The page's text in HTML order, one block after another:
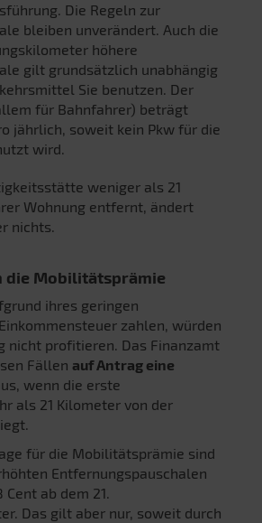
Die Regeln zur
bleiben unverändert. Auch die
höhere
gilt grundsätzlich unabhängig
Sie benutzen. Der
für Bahnfahrer) beträgt
jährlich, soweit kein Pkw für die
wird.
weniger als 21
Wohnung entfernt, ändert
nichts.
die Mobilitätsprämie
ihres geringen
zahlen, würden
nicht profitieren. Das Finanzamt
Fällen auf Antrag eine
wenn die erste
als 21 Kilometer von der
für die Mobilitätsprämie sind
Entfernungspauschalen
ab dem 21.
Das gilt aber nur, soweit durch